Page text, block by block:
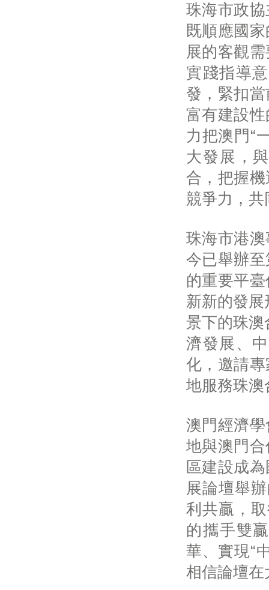
珠海市政
既順應國
展的客觀
實踐指導
發，緊扣
富有建設
力把澳門“
大發展，
合，把握
競爭力，
珠海市港
今已舉辦
的重要平
新新的發
景下的珠澳
濟發展、
化，邀請
地服務珠澳
澳門經濟
地與澳門
區建設成
展論壇舉
利共贏，
的攜手雙
華、實現“
相信論壇